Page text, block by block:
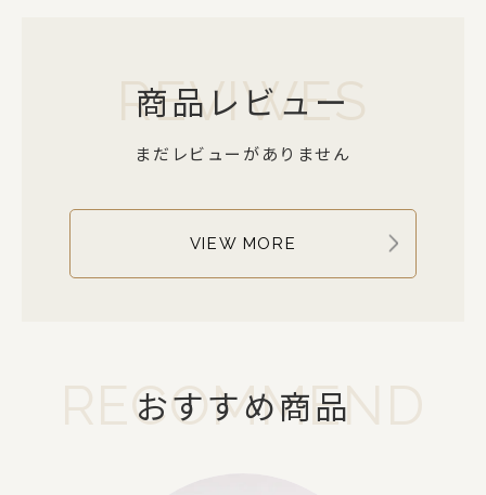
REVIWES
商品レビュー
まだレビューがありません
VIEW MORE
RECOMMEND
おすすめ商品